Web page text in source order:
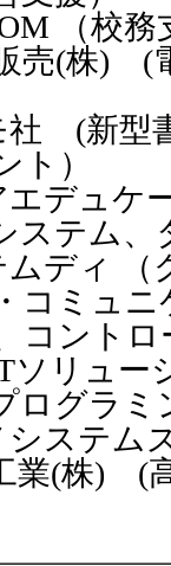
（校
売(株) (
社 (新型
ト）
エデュ
ステム
ムディ
コミュ
コントロ
ソリュ
ログラ
システム
業(株) (